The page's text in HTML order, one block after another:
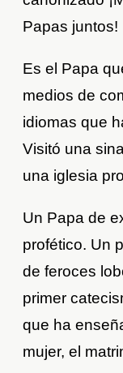
Papas juntos!
Es e Papa
medios de
idiomas que
Visitó una
una iglesia
Un Papa de
profético. Un
de feroces
primer
que ha
mujer, el